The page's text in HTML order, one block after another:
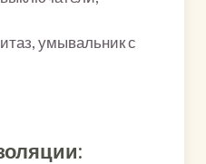
умывальник с